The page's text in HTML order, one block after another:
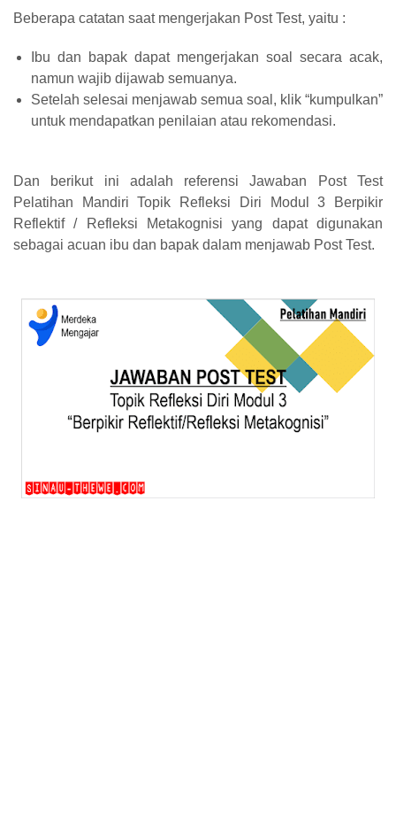
Beberapa catatan saat mengerjakan Post Test, yaitu :
Ibu dan bapak dapat mengerjakan soal secara acak,
namun wajib dijawab semuanya.
Setelah selesai menjawab semua soal, klik “kumpulkan”
untuk mendapatkan penilaian atau rekomendasi.
Dan berikut ini adalah referensi Jawaban Post Test
Pelatihan Mandiri Topik Refleksi Diri Modul 3 Berpikir
Reflektif / Refleksi Metakognisi yang dapat digunakan
sebagai acuan ibu dan bapak dalam menjawab Post Test.